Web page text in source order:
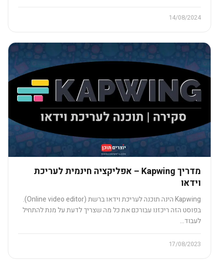
14/08/2024
מדריך Kapwing – אפליקציה חינמית לעריכת
וידאו
Kapwing הינה תוכנה לעריכת וידאו ברשת (Online video editor).
בפוסט הזה ריכזנו עבורכם את כל מה שצריך לדעת על מנת להתחיל
לעבוד…
17/08/2023